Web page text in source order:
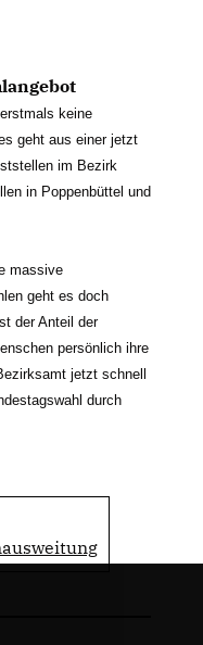
keine
geht aus einer jetzt
im Bezirk
in Poppenbüttel und
massive
geht es doch
der Anteil der
persönlich ihre
jetzt schnell
durch